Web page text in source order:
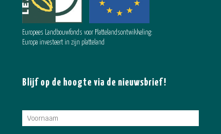
Europees Landbouwfonds voor Plattelandsontwikkeling:
Europa investeert in zijn platteland
Blijf op de hoogte via de nieuwsbrief!